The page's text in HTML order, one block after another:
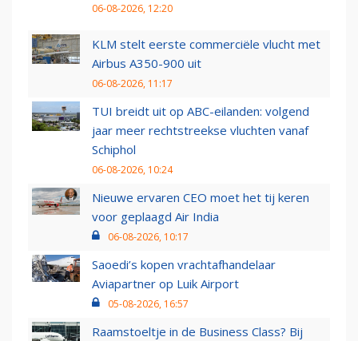
06-08-2026, 12:20
KLM stelt eerste commerciële vlucht met
Airbus A350-900 uit
06-08-2026, 11:17
TUI breidt uit op ABC-eilanden: volgend
jaar meer rechtstreekse vluchten vanaf
Schiphol
06-08-2026, 10:24
Nieuwe ervaren CEO moet het tij keren
voor geplaagd Air India
06-08-2026, 10:17
Saoedi’s kopen vrachtafhandelaar
Aviapartner op Luik Airport
05-08-2026, 16:57
Raamstoeltje in de Business Class? Bij